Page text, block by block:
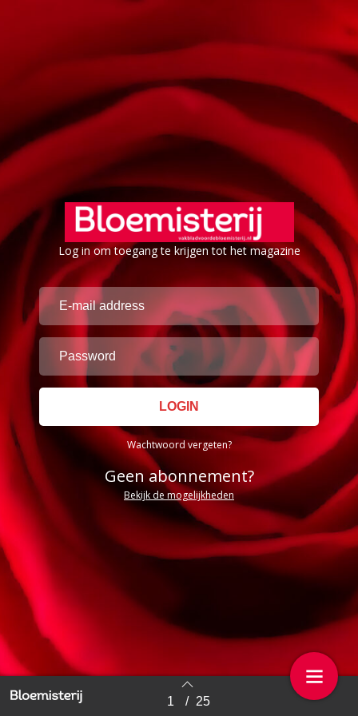
Log in om toegang te krijgen tot het magazine
Wachtwoord vergeten?
Geen abonnement?
Bekijk de mogelijkheden
Back to index 1 / 25